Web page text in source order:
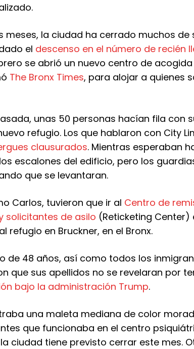
meses, la ciudad ha cerrado muchos
el descenso en el número de recién
se abrió un nuevo centro de
The Bronx Times, para alojar a quienes
unas 50 personas hacían fila con
refugio. Los que hablaron con City
clausurados. Mientras esperaban
escalones del edificio, pero los
que se levantaran.
Carlos, tuvieron que ir al Centro de
solicitantes de asilo (Reticketing Center)
refugio en Bruckner, en el Bronx.
de 48 años, así como todos los
que sus apellidos no se revelaran por
bajo la administración Trump.
una maleta mediana de color
que funcionaba en el centro
ciudad tiene previsto cerrar este mes.